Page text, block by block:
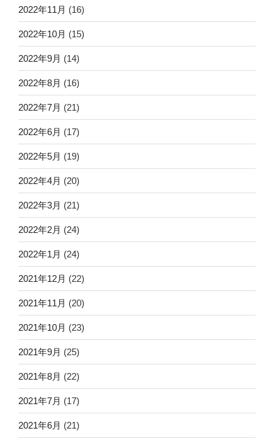
2022年11月 (16)
2022年10月 (15)
2022年9月 (14)
2022年8月 (16)
2022年7月 (21)
2022年6月 (17)
2022年5月 (19)
2022年4月 (20)
2022年3月 (21)
2022年2月 (24)
2022年1月 (24)
2021年12月 (22)
2021年11月 (20)
2021年10月 (23)
2021年9月 (25)
2021年8月 (22)
2021年7月 (17)
2021年6月 (21)